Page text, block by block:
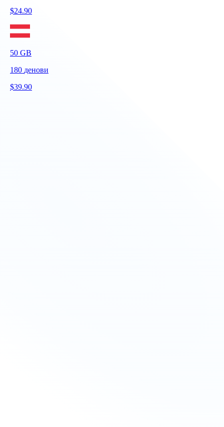
$24.90
50 GB
180 денови
$39.90